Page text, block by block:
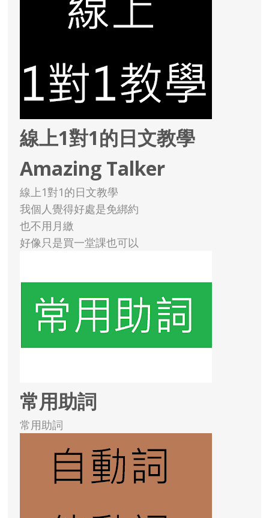
線上1對1的日文教學
Amazing Talker
線上1對1的日文教學
我個人覺得好處是免綁約
也不用月繳
好像只是買一堂課也可以
常用助詞
常用助詞